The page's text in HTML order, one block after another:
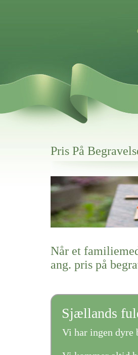
Pris På
Her hos os får du altid en god
Pris På Begravelse Lunderskov
vi hjælper i alle faser af begravelsel
Når et
ang. pris på
Sjællands
Vi har ingen